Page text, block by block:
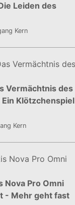
Leiden des
Kern
Vermächtnis des
Klötzchenspiel
Kern
Nova Pro Omni
- Mehr geht fast